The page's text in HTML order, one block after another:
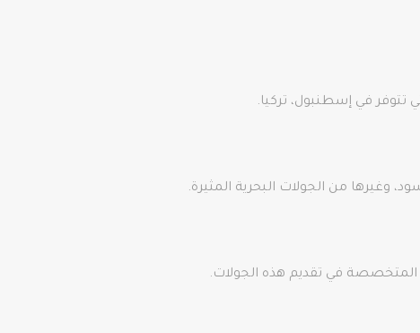
تتوفر في إسطنبول، تركيا.
وغيرها من الجولات البحرية المثيرة.
المتخصصة في تقديم هذه الجولات.